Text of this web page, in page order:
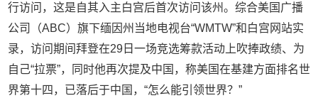
行访问，这是自其入主白宫后首次访问该州。综合美国广播
公司（ABC）旗下缅因州当地电视台“WMTW”和白宫网站实
录，访问期间拜登在29日一场竞选筹款活动上吹捧政绩、为
自己“拉票”，同时他再次提及中国，称美国在基建方面排名世
界第十四，已落后于中国，“怎么能引领世界？”